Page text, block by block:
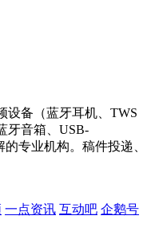
设备（蓝牙耳机、TWS
牙音箱、USB-
专业机构。稿件投递、
一点资讯 互动吧 企鹅号